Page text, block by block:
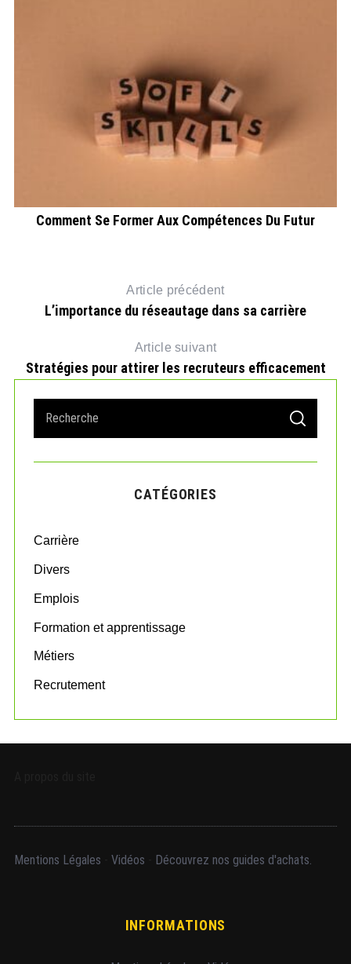
Comment Se Former Aux Compétences Du Futur
Article précédent
L’importance du réseautage dans sa carrière
Article suivant
Stratégies pour attirer les recruteurs efficacement
a
r
o
:
S
A
C
CATÉGORIES
Carrière
Divers
Emplois
Formation et apprentissage
Métiers
Recrutement
Mentions Légales Vidéos Découvrez nos guides d'achats.
INFORMATIONS